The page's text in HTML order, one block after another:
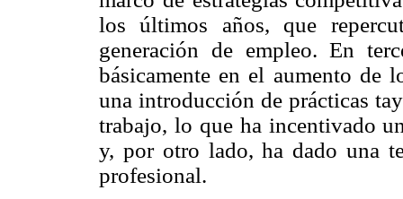
los últimos años, que
generación de empleo. En
básicamente en el aumento de
una introducción de prácticas
trabajo, lo que ha incentivado
y, por otro lado, ha dado una
profesional.